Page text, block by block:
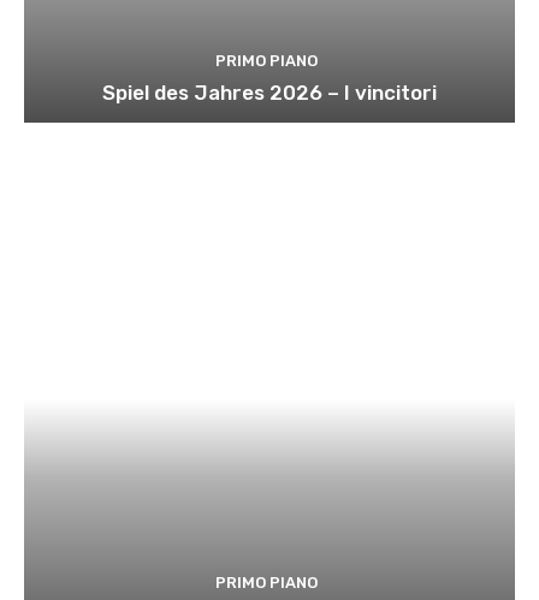
PRIMO PIANO
Spiel des Jahres 2026 – I vincitori
PRIMO PIANO